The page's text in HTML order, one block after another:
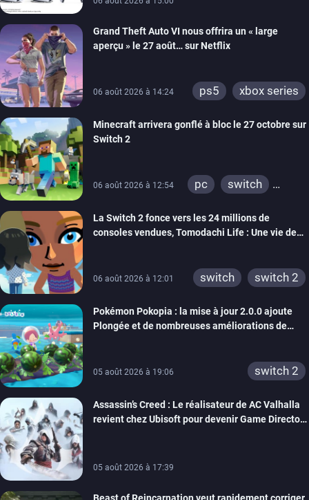
Grand Theft Auto VI nous offrira un « large
aperçu » le 27 août… sur Netflix
06 août 2026 à 14:24 ps5 xbox series
Minecraft arrivera gonflé à bloc le 27 octobre sur
Switch 2
06 août 2026 à 12:54 pc
switch
xbox one
wiiu
3ds
ps3
switch 2
La Switch 2 fonce vers les 24 millions de
consoles vendues, Tomodachi Life : Une vie de
06 août 2026 à 12:01 switch switch 2
Pokémon Pokopia : la mise à jour 2.0.0 ajoute
Plongée et de nombreuses améliorations de
05 août 2026 à 19:06 switch 2
Assassin’s Creed : Le réalisateur de AC Valhalla
revient chez Ubisoft pour devenir Game Director
05 août 2026 à 17:39
Beast of Reincarnation veut rapidement corriger